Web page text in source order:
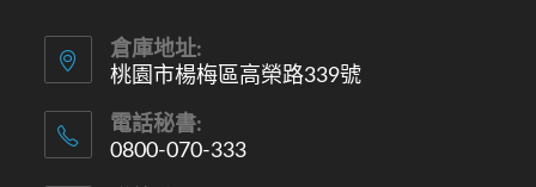
倉庫地址:
桃園市楊梅區高榮路339號
電話秘書:
0800-070-333